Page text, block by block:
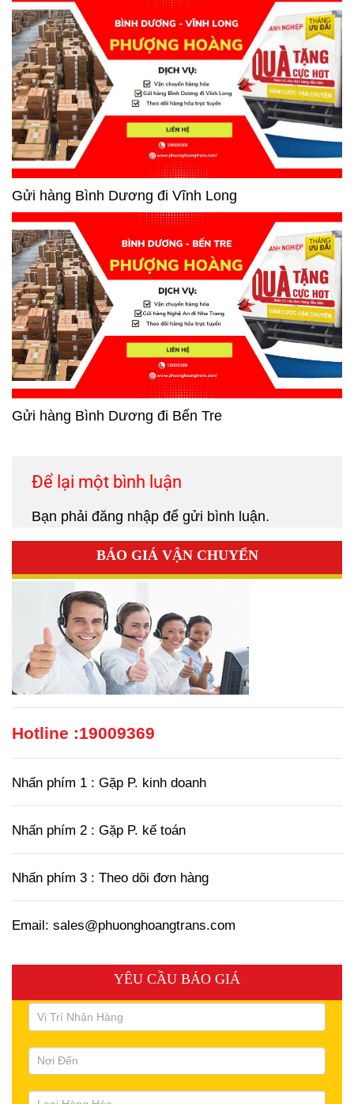
Gửi hàng Bình Dương đi Vĩnh Long
Gửi hàng Bình Dương đi Bến Tre
Để lại một bình luận
Bạn phải đăng nhập để gửi bình luận.
BÁO GIÁ VẬN CHUYỂN
Hotline :19009369
Nhấn phím 1 : Gặp P. kinh doanh
Nhấn phím 2 : Gặp P. kế toán
Nhấn phím 3 : Theo dõi đơn hàng
Email: sales@phuonghoangtrans.com
YÊU CẦU BÁO GIÁ